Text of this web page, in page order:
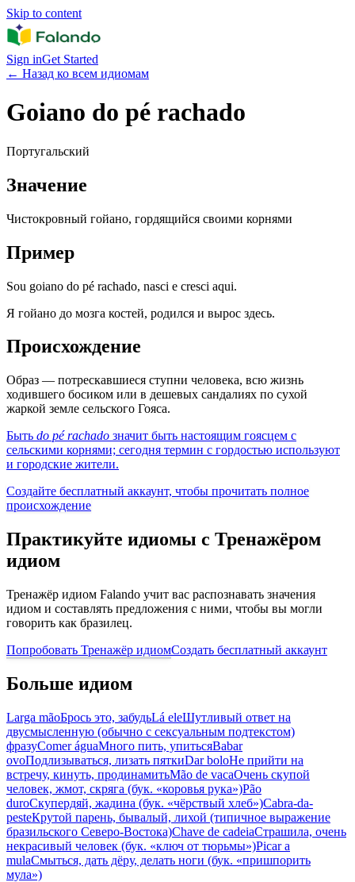
Skip to content
Sign inGet Started
← Назад ко всем идиомам
Goiano do pé rachado
Португальский
Значение
Чистокровный гойано, гордящийся своими корнями
Пример
Sou goiano do pé rachado, nasci e cresci aqui.
Я гойано до мозга костей, родился и вырос здесь.
Происхождение
Образ — потрескавшиеся ступни человека, всю жизнь
ходившего босиком или в дешевых сандалиях по сухой
жаркой земле сельского Гояса.
Быть do pé rachado значит быть настоящим гоясцем с
сельскими корнями; сегодня термин с гордостью используют
и городские жители.
Создайте бесплатный аккаунт, чтобы прочитать полное
происхождение
Практикуйте идиомы с Тренажёром
идиом
Тренажёр идиом Falando учит вас распознавать значения
идиом и составлять предложения с ними, чтобы вы могли
говорить как бразилец.
Попробовать Тренажёр идиомСоздать бесплатный аккаунт
Больше идиом
Larga mãoБрось это, забудьLá eleШутливый ответ на
двусмысленную (обычно с сексуальным подтекстом)
фразуComer águaМного пить, упитьсяBabar
ovoПодлизываться, лизать пяткиDar boloНе прийти на
встречу, кинуть, продинамитьMão de vacaОчень скупой
человек, жмот, скряга (бук. «коровья рука»)Pão
duroСкупердяй, жадина (бук. «чёрствый хлеб»)Cabra-da-
pesteКрутой парень, бывалый, лихой (типичное выражение
бразильского Северо-Востока)Chave de cadeiaСтрашила, очень
некрасивый человек (бук. «ключ от тюрьмы»)Picar a
mulaСмыться, дать дёру, делать ноги (бук. «пришпорить
мула»)